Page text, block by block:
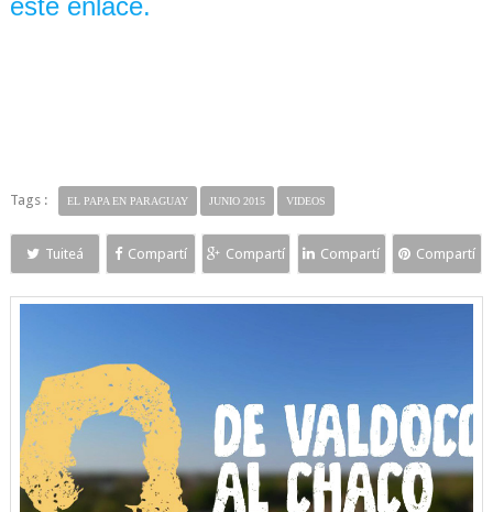
este enlace.
Tags : EL PAPA EN PARAGUAY JUNIO 2015 VIDEOS
Tuiteá Compartí Compartí Compartí Compartí